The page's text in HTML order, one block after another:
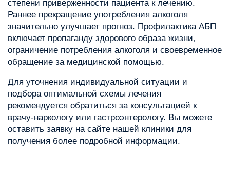
степени приверженности пациента к лечению.
Раннее прекращение употребления алкоголя
значительно улучшает прогноз. Профилактика АБП
включает пропаганду здорового образа жизни‚
ограничение потребления алкоголя и своевременное
обращение за медицинской помощью.
Для уточнения индивидуальной ситуации и
подбора оптимальной схемы лечения
рекомендуется обратиться за консультацией к
врачу-наркологу или гастроэнтерологу. Вы можете
оставить заявку на сайте нашей клиники для
получения более подробной информации.